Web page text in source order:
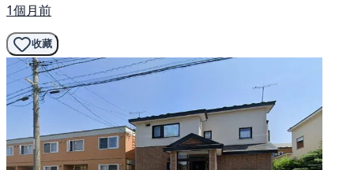
1個月前
收藏